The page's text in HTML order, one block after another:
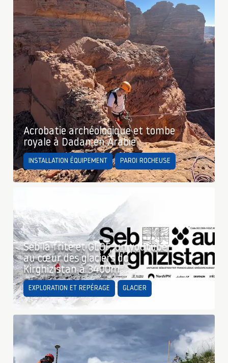
Acrobatie archéologique et tombe
royale à Dadan en Arabie
INSTALLATION ÉQUIPEMENT PAROI ROCHEUSE
Seb la frite et GLOF, un youtuber
au cœur des glaciers du
Kirghizistan à 3400m
EXPLORATION ET REPÉRAGE GLACIER